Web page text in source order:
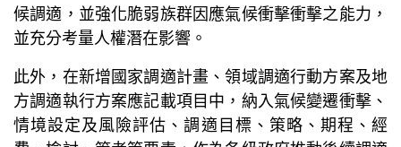
候調適，並強化脆弱族群因應氣候衝擊衝擊之能力，
並充分考量人權潛在影響。
此外，在新增國家調適計畫、領域調適行動方案及地
方調適執行方案應記載項目中，納入氣候變遷衝擊、
情境設定及風險評估、調適目標、策略、期程、經